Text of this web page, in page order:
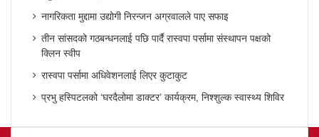
नागरिकता मुद्दामा उद्योगी निरन्जन अग्रवालले पाए सफाइ
तीन सांसदको गठबन्धनलाई पछि पार्दै रास्वपा पर्सामा संस्थापन पक्षको
क्लिन स्वीप
रास्वपा पर्सामा अधिवेशनलाई लिएर कुटाकुट
प्रभु हस्पिटलको ‘घरदैलोमा डाक्टर’ कार्यक्रम, निश्शुल्क स्वास्थ्य शिविर